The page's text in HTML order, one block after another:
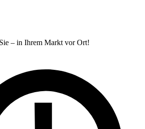
– in Ihrem Markt vor Ort!